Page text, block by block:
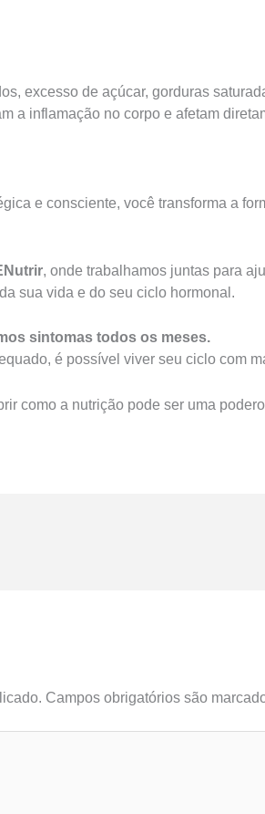
excesso de açúcar, gorduras
a inflamação no corpo e afetam
e consciente, você transforma a
, onde trabalhamos juntas para
sua vida e do seu ciclo hormonal.
sintomas todos os meses.
é possível viver seu ciclo com
como a nutrição pode ser uma
Campos obrigatórios são